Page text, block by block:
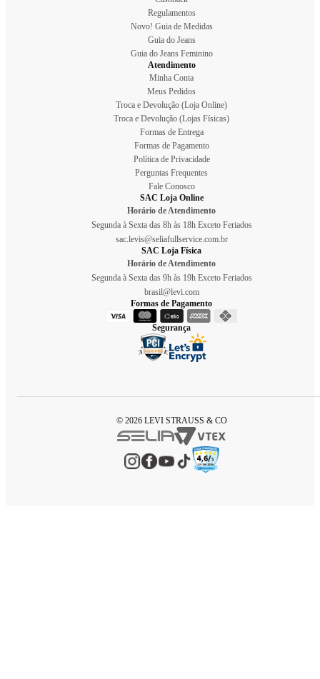
Regulamentos
Novo! Guia de Medidas
Guia do Jeans
Guia do Jeans Feminino
Atendimento
Minha Conta
Meus Pedidos
Troca e Devolução (Loja Online)
Troca e Devolução (Lojas Físicas)
Formas de Entrega
Formas de Pagamento
Política de Privacidade
Perguntas Frequentes
Fale Conosco
SAC Loja Online
Horário de Atendimento
Segunda à Sexta das 8h às 18h Exceto Feriados
sac.levis@seliafullservice.com.br
SAC Loja Física
Horário de Atendimento
Segunda à Sexta das 9h às 19h Exceto Feriados
brasil@levi.com
Formas de Pagamento
Segurança
© 2026 LEVI STRAUSS & CO